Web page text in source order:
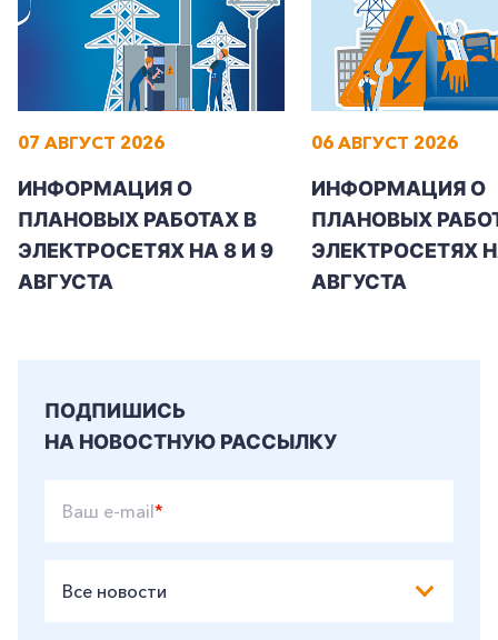
07 АВГУСТ 2026
ИНФОРМАЦИЯ О
ПЛАНОВЫХ РАБОТАХ В
ЭЛЕКТРОСЕТЯХ НА 8 И 9
АВГУСТА
06 АВГУСТ 2026
ИНФОРМАЦИЯ О
ПЛАНОВЫХ
ЭЛЕКТРОСЕТЯХ
АВГУСТА
ПОДПИШИСЬ
НА НОВОСТНУЮ РАССЫЛКУ
Ваш e-mail*
Все новости